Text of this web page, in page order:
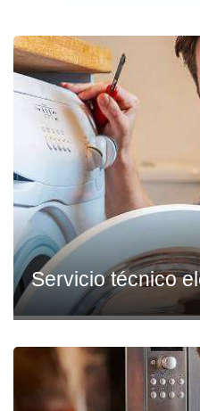
Servicio técnico